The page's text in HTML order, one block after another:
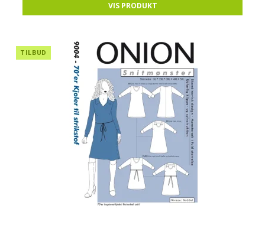
VIS PRODUKT
TILBUD